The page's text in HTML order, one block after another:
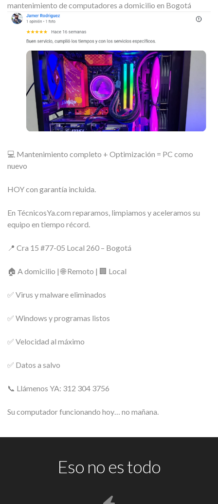
mantenimiento de computadores a domicilio en Bogotá
💻 Mantenimiento completo + Optimización = PC como
nuevo
HOY con garantía incluida.
En TécnicosYa.com reparamos, limpiamos y aceleramos su
equipo en tiempo récord.
📍 Cra 15 #77-05 Local 260 – Bogotá
🏠 A domicilio | 🌐 Remoto | 🏢 Local
✅ Virus y malware eliminados
✅ Windows y programas listos
✅ Velocidad al máximo
✅ Datos a salvo
📞 Llámenos YA: 312 304 3756
Su computador funcionando hoy… no mañana.
Eso no es todo